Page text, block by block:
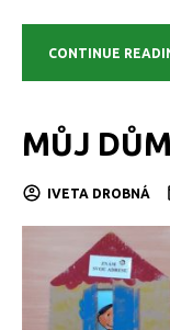
CONTINUE
MŮJ DŮM
IVETA DROBNÁ